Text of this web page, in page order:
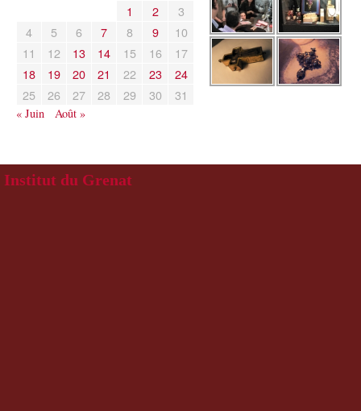
1 2
3
4
5 6 7 8 9
10
11
12 13 14 15 16
17
18
19 20 21 22 23
24
25
26 27 28 29 30 31
« Juin Août »
Institut du Grenat